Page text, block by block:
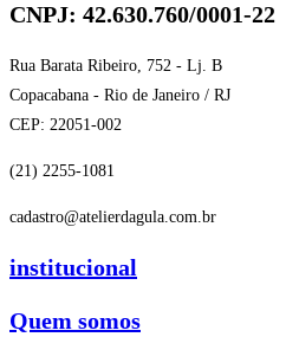
CNPJ: 42.630.760/0001-22
Rua Barata Ribeiro, 752 - Lj. B
Copacabana - Rio de Janeiro / RJ
CEP: 22051-002
(21) 2255-1081
cadastro@atelierdagula.com.br
institucional
Quem somos